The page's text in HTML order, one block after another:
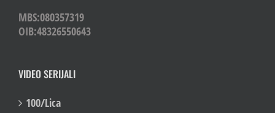
MBS:080357319
OIB:48326550643
VIDEO SERIJALI
100/Lica